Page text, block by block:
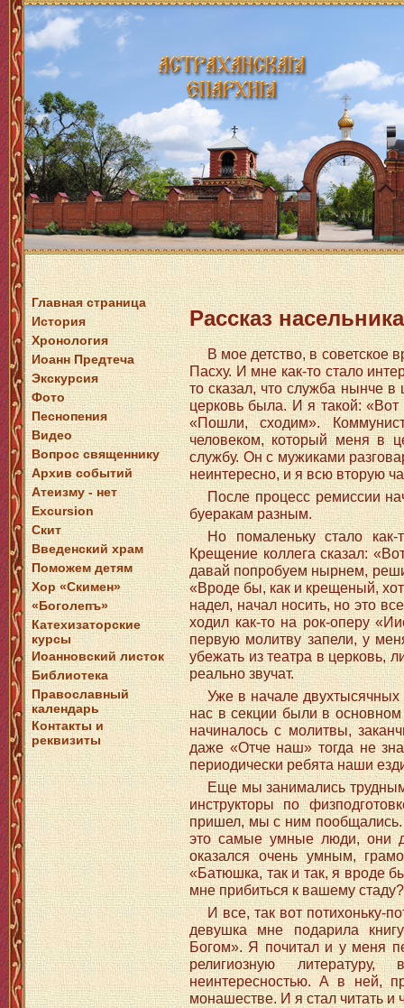
Главная страница
История
Хронология
Иоанн Предтеча
Экскурсия
Фото
Песнопения
Видео
Вопрос священнику
Архив событий
Атеизму - нет
Excursion
Скит
Введенский храм
Поможем детям
Хор «Скимен»
«Боголепъ»
Катехизаторские
курсы
Иоанновский листок
Библиотека
Православный
календарь
Контакты и
реквизиты
Рассказ насельника
В мое детство, в советское
Пасху. И мне как-то стало
то сказал, что служба нынче в
церковь была. И я такой: «Вот
«Пошли, сходим».
человеком, который меня в
службу. Он с мужиками
неинтересно, и я всю вторую
После процесс ремиссии
буеракам разным.
Но помаленьку стало
Крещение коллега сказал:
давай попробуем нырнем,
«Вроде бы, как и крещеный,
надел, начал носить, но это
ходил как-то на рок-оперу
первую молитву запели, у
убежать из театра в церковь,
реально звучат.
Уже в начале
нас в секции были в
начиналось с молитвы,
даже «Отче наш» тогда не
периодически ребята наши
Еще мы занимались
инструкторы по
пришел, мы с ним пообщались.
это самые умные люди, они
оказался очень умным,
«Батюшка, так и так, я вроде
мне прибиться к вашему
И все, так вот потихоньку-
девушка мне подарила
Богом». Я почитал и у меня
религиозную
неинтересностью. А в ней,
монашестве. И я стал читать и